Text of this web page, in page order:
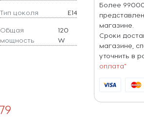
Тип цоколя E14
Общая
мощность
120
W
Более
магазине.
Сроки
магазине,
уточнить в
оплата"